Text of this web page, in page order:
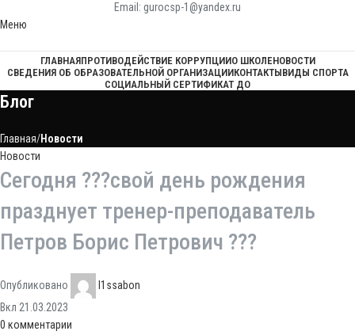
Email: gurocsp-1@yandex.ru
Меню
ГЛАВНАЯПРОТИВОДЕЙСТВИЕ КОРРУПЦИИО ШКОЛЕНОВОСТИ
СВЕДЕНИЯ ОБ ОБРАЗОВАТЕЛЬНОЙ ОРГАНИЗАЦИИКОНТАКТЫВИДЫ СПОРТА
СОЦИАЛЬНЫЙ СЕРТИФИКАТ ДО
Блог
Главная Новости
Новости
Сегодня ???свой день рождения
празднует тренер-преподаватель
Петров Борис Петрович ???
Опубликовано
l1ssabon
Вкл 21.03.2023
0 комментарии